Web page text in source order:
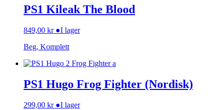
PS1 Kileak The Blood
849,00 kr ●I lager
Beg, Komplett
PS1 Hugo Frog Fighter (Nordisk)
299,00 kr ●I lager